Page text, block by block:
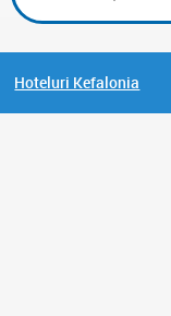
Hoteluri Kefalonia